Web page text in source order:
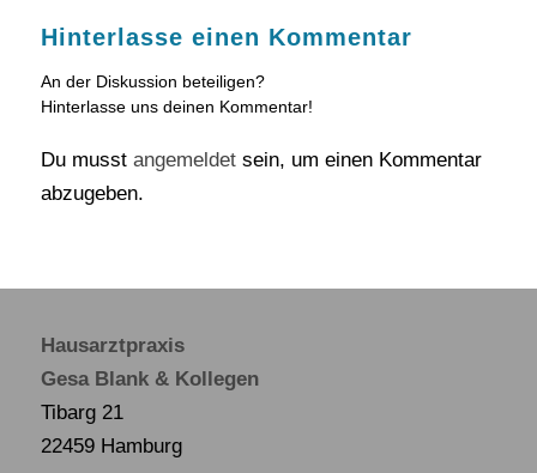
Hinterlasse einen Kommentar
An der Diskussion beteiligen?
Hinterlasse uns deinen Kommentar!
Du musst angemeldetsein, um einen Kommentar
abzugeben.
Hausarztpraxis
Gesa Blank & Kollegen
Tibarg 21
22459 Hamburg